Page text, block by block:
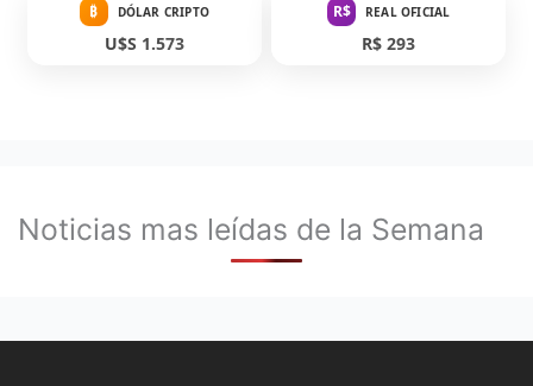
₿ DÓLAR CRIPTO
U$S 1.573
R$ REAL OFICIAL
R$ 293
Noticias mas leídas de la Semana